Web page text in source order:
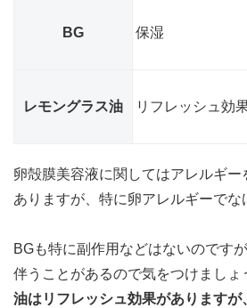
BG 保湿
レモングラス油 リフレッシュ効
卵殻膜美容液に関してはアレルギ
ありますが、特に卵アレルギーでな
BGも特に副作用などはないのです
伴うことがあるので気をつけましょ
油はリフレッシュ効果があります